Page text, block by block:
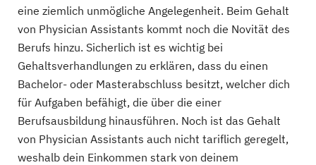
eine ziemlich unmögliche Angelegenheit. Beim Gehalt
von Physician Assistants kommt noch die Novität des
Berufs hinzu. Sicherlich ist es wichtig bei
Gehaltsverhandlungen zu erklären, dass du einen
Bachelor- oder Masterabschluss besitzt, welcher dich
für Aufgaben befähigt, die über die einer
Berufsausbildung hinausführen. Noch ist das Gehalt
von Physician Assistants auch nicht tariflich geregelt,
weshalb dein Einkommen stark von deinem